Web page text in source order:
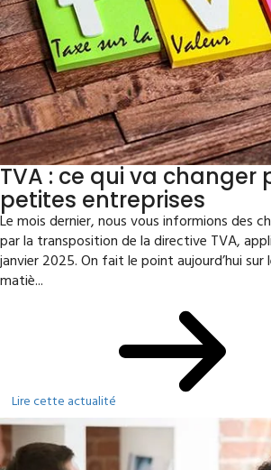
TVA : ce qui va changer
petites entreprises
Le mois dernier, nous vous informions des
par la transposition de la directive TVA,
janvier 2025. On fait le point aujourd’hui sur
matiè...
Lire cette actualité